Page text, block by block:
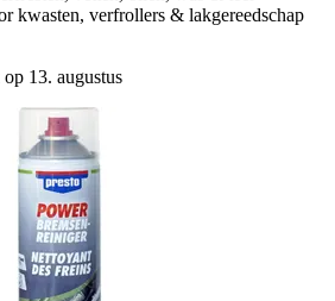
kwasten, verfrollers & lakgereedschap
13. augustus